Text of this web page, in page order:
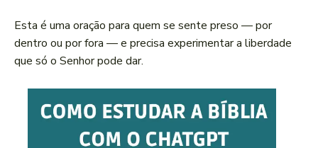
Esta é uma oração para quem se sente preso — por
dentro ou por fora — e precisa experimentar a liberdade
que só o Senhor pode dar.